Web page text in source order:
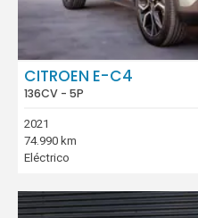
CITROEN E-C4
136CV - 5P
2021
74.990 km
Eléctrico